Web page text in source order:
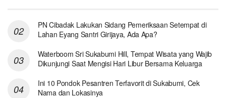
PN Cibadak Lakukan Sidang Pemeriksaan Setempat di
Lahan Eyang Santri Girijaya, Ada Apa?
Waterboom Sri Sukabumi Hill, Tempat Wisata yang Wajib
Dikunjungi Saat Mengisi Hari Libur Bersama Keluarga
Ini 10 Pondok Pesantren Terfavorit di Sukabumi, Cek
Nama dan Lokasinya